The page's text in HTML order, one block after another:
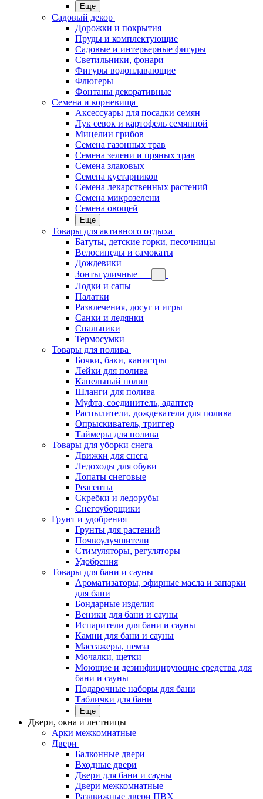
Еще
Садовый декор
Дорожки и покрытия
Пруды и комплектующие
Садовые и интерьерные фигуры
Светильники, фонари
Фигуры водоплавающие
Флюгеры
Фонтаны декоративные
Семена и корневища
Аксессуары для посадки семян
Лук севок и картофель семянной
Мицелии грибов
Семена газонных трав
Семена зелени и пряных трав
Семена злаковых
Семена кустарников
Семена лекарственных растений
Семена микрозелени
Семена овощей
Еще
Товары для активного отдыха
Батуты, детские горки, песочницы
Велосипеды и самокаты
Дождевики
Зонты уличные
Лодки и сапы
Палатки
Развлечения, досуг и игры
Санки и ледянки
Спальники
Термосумки
Товары для полива
Бочки, баки, канистры
Лейки для полива
Капельный полив
Шланги для полива
Муфта, соединитель, адаптер
Распылители, дождеватели для полива
Опрыскиватель, триггер
Таймеры для полива
Товары для уборки снега
Движки для снега
Ледоходы для обуви
Лопаты снеговые
Реагенты
Скребки и ледорубы
Снегоуборщики
Грунт и удобрения
Грунты для растений
Почвоулучшители
Стимуляторы, регуляторы
Удобрения
Товары для бани и сауны
Ароматизаторы, эфирные масла и запарки
для бани
Бондарные изделия
Веники для бани и сауны
Испарители для бани и сауны
Камни для бани и сауны
Массажеры, пемза
Мочалки, щетки
Моющие и дезинфицирующие средства для
бани и сауны
Подарочные наборы для бани
Таблички для бани
Еще
Двери, окна и лестницы
Арки межкомнатные
Двери
Балконные двери
Входные двери
Двери для бани и сауны
Двери межкомнатные
Раздвижные двери ПВХ